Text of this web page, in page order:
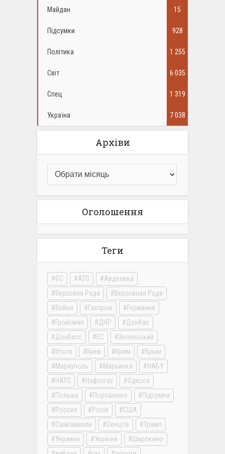
Майдан 15
Підсумки 928
Політика 1 255
Світ 6 035
Спец 1 319
Україна 7 038
Архіви
Оголошення
Теги
ЄС АТО
Авдеевка
Верховна Рада
Верховная Рада
Война
Газпром
Германия
Гройсман
ДНР
Донбас
Донбасс
ЕС
Зеленський
Итоги
Киев Крим
Крым
Мариуполь
Марьинка
НАБУ
НАТО
Нафтогаз
Одесса
Польша
Порошенко
Підсумки
Россия
Росія
США
Саакашвили
Сенцов
Трамп
Украина
Україна
Широкино